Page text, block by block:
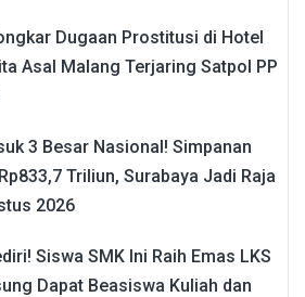
Dugaan Prostitusi di Hotel
Asal Malang Terjaring Satpol PP
3 Besar Nasional! Simpanan
Triliun, Surabaya Jadi Raja
2026
Siswa SMK Ini Raih Emas LKS
Dapat Beasiswa Kuliah dan